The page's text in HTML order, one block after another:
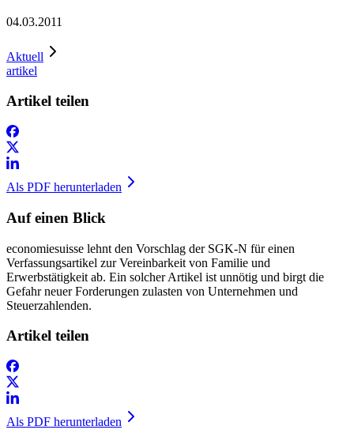
04.03.2011
Aktuell
artikel
Artikel teilen
Als PDF herunterladen
Auf einen Blick
economiesuisse lehnt den Vorschlag der SGK-N für einen
Verfassungsartikel zur Vereinbarkeit von Familie und
Erwerbstätigkeit ab. Ein solcher Artikel ist unnötig und birgt die
Gefahr neuer Forderungen zulasten von Unternehmen und
Steuerzahlenden.
Artikel teilen
Als PDF herunterladen